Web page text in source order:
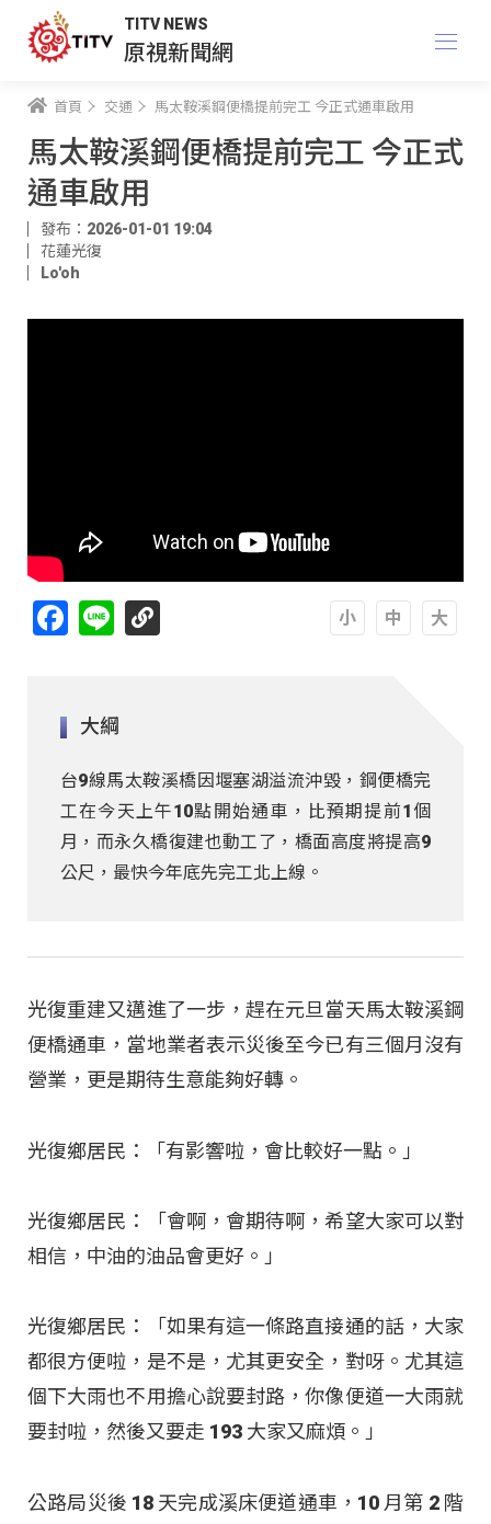
TITV NEWS
原視新聞網
首頁 交通 馬太鞍溪鋼便橋提前完工 今正式通車啟用
馬太鞍溪鋼便橋提前完工 今正式
通車啟用
發布：2026-01-01 19:04
花蓮光復
Lo'oh
Facebook
Line
大綱
台9線馬太鞍溪橋因堰塞湖溢流沖毀，鋼便橋完
工在今天上午10點開始通車，比預期提前1個
月，而永久橋復建也動工了，橋面高度將提高9
公尺，最快今年底先完工北上線。
光復重建又邁進了一步，趕在元旦當天馬太鞍溪鋼
便橋通車，當地業者表示災後至今已有三個月沒有
營業，更是期待生意能夠好轉。
光復鄉居民：「有影響啦，會比較好一點。」
光復鄉居民：「會啊，會期待啊，希望大家可以對
相信，中油的油品會更好。」
光復鄉居民：「如果有這一條路直接通的話，大家
都很方便啦，是不是，尤其更安全，對呀。尤其這
個下大雨也不用擔心說要封路，你像便道一大雨就
要封啦，然後又要走 193 大家又麻煩。」
公路局災後 18 天完成溪床便道通車，10 月第 2 階